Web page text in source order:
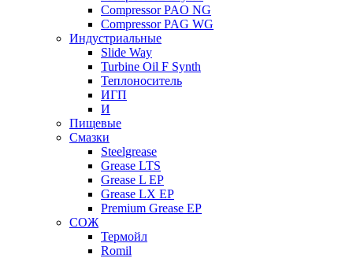
Compressor PAO NG
Compressor PAG WG
Индустриальные
Slide Way
Turbine Oil F Synth
Теплоноситель
ИГП
И
Пищевые
Смазки
Steelgrease
Grease LTS
Grease L EP
Grease LX EP
Premium Grease EP
СОЖ
Термойл
Romil